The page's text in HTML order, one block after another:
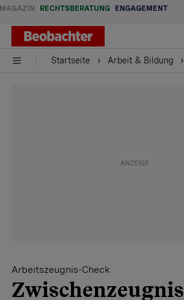
MAGAZIN RECHTSBERATUNG ENGAGEMENT
Startseite Arbeit & Bildung
Arbeitszeugnis-Check
Zwischenzeugnis